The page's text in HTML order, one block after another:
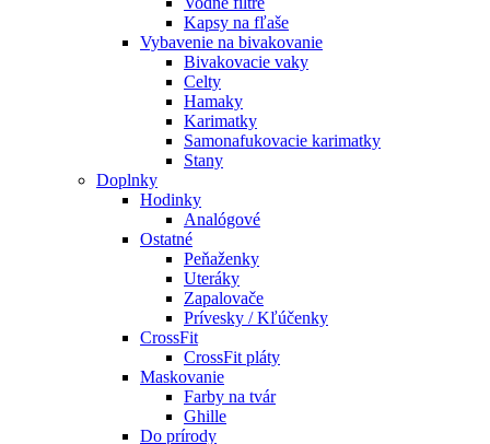
Kapsy na fľaše
Vybavenie na bivakovanie
Bivakovacie vaky
Celty
Hamaky
Karimatky
Samonafukovacie karimatky
Stany
Doplnky
Hodinky
Analógové
Ostatné
Peňaženky
Uteráky
Zapalovače
Prívesky / Kľúčenky
CrossFit
CrossFit pláty
Maskovanie
Farby na tvár
Ghille
Do prírody